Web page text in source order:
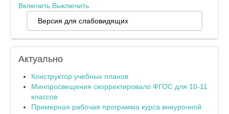
Включить Выключить
Версия для слабовидящих
Актуально
Конструктор учебных планов
Минпросвещения скорректировало ФГОС для 10-11
классов
Примерная рабочая программа курса внеурочной